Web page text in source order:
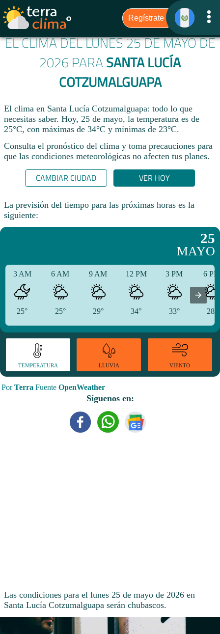
EL CLIMA DEL LUNES 25 DE MAYO DE
2026 PARA SANTA LUCÍA
COTZUMALGUAPA
El clima en Santa Lucía Cotzumalguapa: todo lo que
necesitas saber. Hoy, 25 de mayo, la temperatura es de
25°C, con máximas de 34°C y mínimas de 23°C.
Consulta el pronóstico del clima y toma precauciones para
que las condiciones meteorológicas no afecten tus planes.​
CAMBIAR CIUDAD VER HOY
La previsión del tiempo para las próximas horas es la
siguiente:
25
MAYO
3 AM
25°
6 AM
25°
9 AM
29°
12 PM
34°
3 PM
33°
6
28°
TEMPERATURA LLUVIA VIENTO
PorTerra Fuente OpenWeather
Síguenos en:
Las condiciones para el lunes 25 de mayo de 2026 en
Santa Lucía Cotzumalguapa serán chubascos.